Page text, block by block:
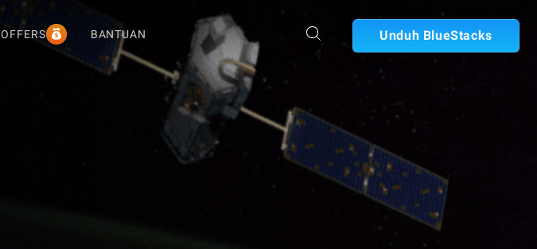
OFFERS BANTUAN Unduh BlueStacks